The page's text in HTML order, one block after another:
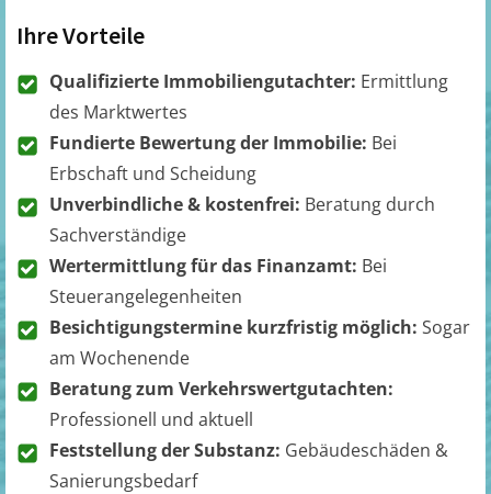
Ihre Vorteile
Qualifizierte Immobiliengutachter: Ermittlung
des Marktwertes
Fundierte Bewertung der Immobilie: Bei
Erbschaft und Scheidung
Unverbindliche & kostenfrei: Beratung durch
Sachverständige
Wertermittlung für das Finanzamt: Bei
Steuerangelegenheiten
Besichtigungstermine kurzfristig möglich: Sogar
am Wochenende
Beratung zum Verkehrswertgutachten:
Professionell und aktuell
Feststellung der Substanz: Gebäudeschäden &
Sanierungsbedarf